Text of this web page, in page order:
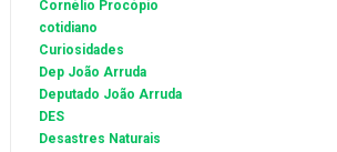
Cornélio Procópio
cotidiano
Curiosidades
Dep João Arruda
Deputado João Arruda
DES
Desastres Naturais